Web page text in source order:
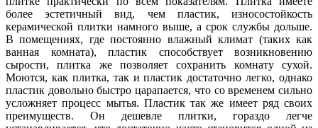
более эстетичный вид, чем пластик, износостойкость
керамической плитки намного выше, а срок службы дольше.
В помещениях, где постоянно влажный климат (таких как
ванная комната), пластик способствует возникновению
сырости, плитка же позволяет сохранить комнату сухой.
Моются, как плитка, так и пластик достаточно легко, однако
пластик довольно быстро царапается, что со временем сильно
усложняет процесс мытья. Пластик так же имеет ряд своих
преимуществ. Он дешевле плитки, гораздо легче